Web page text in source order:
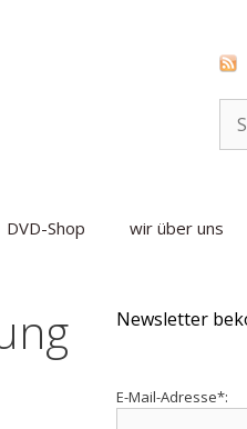
DVD-Shop wir über uns
Newsletter
E-Mail-Adresse*: